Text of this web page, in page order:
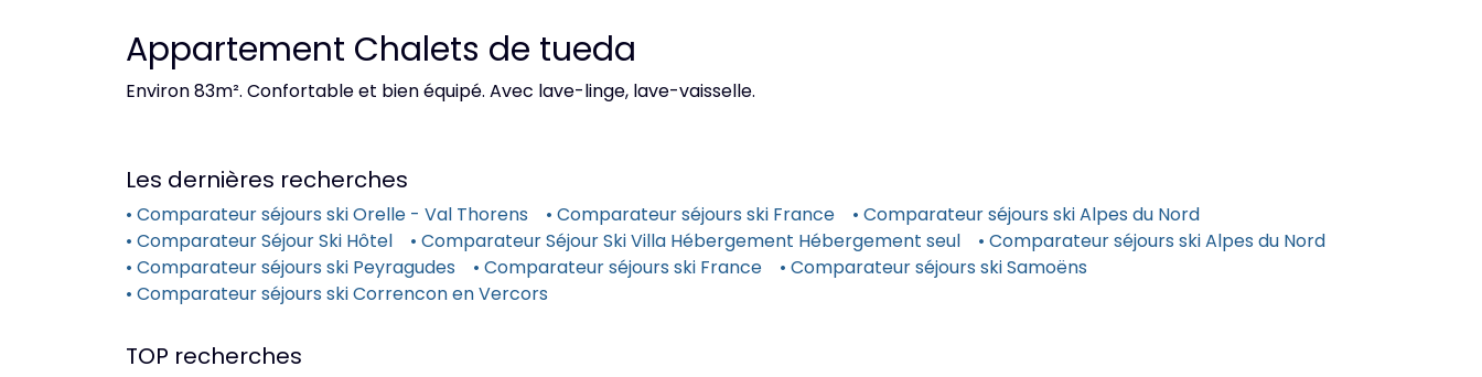
Appartement Chalets de tueda
Environ 83m². Confortable et bien équipé. Avec lave-linge, lave-vaisselle.
Les dernières recherches
• Comparateur séjours ski Orelle - Val Thorens • Comparateur séjours ski France
• Comparateur séjours ski Alpes du Nord
• Comparateur Séjour Ski Hôtel
• Comparateur Séjour Ski Villa Hébergement Hébergement seul
• Comparateur séjours ski Alpes du Nord
• Comparateur séjours ski Peyragudes
• Comparateur séjours ski France
• Comparateur séjours ski Samoëns
• Comparateur séjours ski Correncon en Vercors
TOP recherches